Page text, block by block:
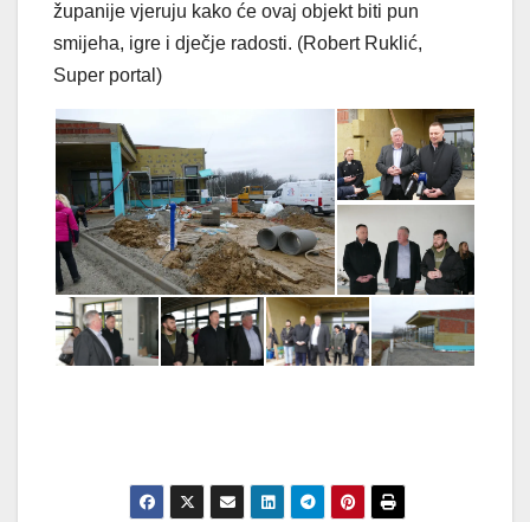
županije vjeruju kako će ovaj objekt biti pun
smijeha, igre i dječje radosti. (Robert Ruklić,
Super portal)